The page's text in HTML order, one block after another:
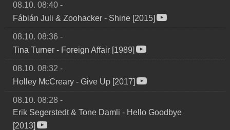
08.10. 08:40 -
Fábián Juli & Zoohacker - Shine [2015]
08.10. 08:36 -
Tina Turner - Foreign Affair [1989]
08.10. 08:32 -
Holley McCreary - Give Up [2017]
08.10. 08:28 -
Erik Segerstedt & Tone Damli - Hello Goodbye
[2013]